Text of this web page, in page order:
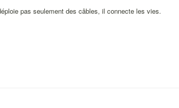
pas seulement des câbles, il connecte les vies.